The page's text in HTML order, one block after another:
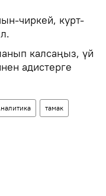
чиркей, курт-
калсаңыз, үй
адистерге
тамак